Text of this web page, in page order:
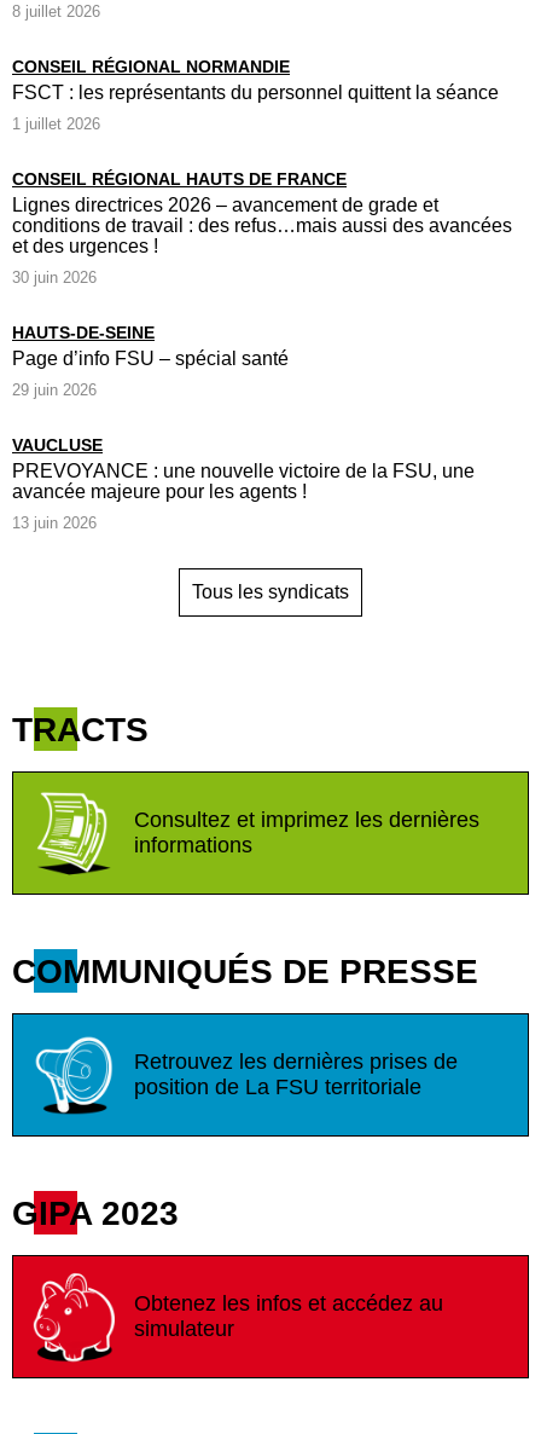
8 juillet 2026
CONSEIL RÉGIONAL NORMANDIE
FSCT : les représentants du personnel quittent la séance
1 juillet 2026
CONSEIL RÉGIONAL HAUTS DE FRANCE
Lignes directrices 2026 – avancement de grade et
conditions de travail : des refus…mais aussi des avancées
et des urgences !
30 juin 2026
HAUTS-DE-SEINE
Page d’info FSU – spécial santé
29 juin 2026
VAUCLUSE
PREVOYANCE : une nouvelle victoire de la FSU, une
avancée majeure pour les agents !
13 juin 2026
Tous les syndicats
TRACTS
Consultez et imprimez les dernières
informations
COMMUNIQUÉS DE PRESSE
Retrouvez les dernières prises de
position de La FSU territoriale
GIPA 2023
Obtenez les infos et accédez au
simulateur